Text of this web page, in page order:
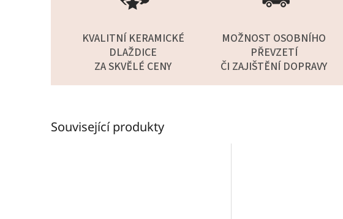
KVALITNÍ KERAMICKÉ
DLAŽDICE
ZA SKVĚLÉ CENY
MOŽNOST OSOBNÍHO
PŘEVZETÍ
ČI ZAJIŠTĚNÍ DOPRAVY
Související produkty